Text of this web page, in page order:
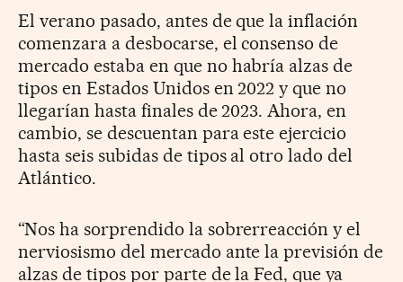
El verano pasado, antes de que la inflación
comenzara a desbocarse, el consenso de
mercado estaba en que no habría alzas de
tipos en Estados Unidos en 2022 y que no
llegarían hasta finales de 2023. Ahora, en
cambio, se descuentan para este ejercicio
hasta seis subidas de tipos al otro lado del
Atlántico.
“Nos ha sorprendido la sobrerreac­ción y el
nerviosismo del mercado ante la previsión de
alzas de tipos por parte de la Fed, que ya